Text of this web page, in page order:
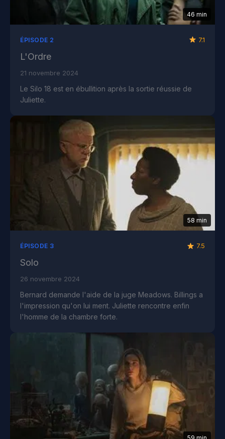
46 min
ÉPISODE 2 7.1
L'Ordre
21 novembre 2024
Le Silo 18 est en ébullition après la sortie réussie de
Juliette.
58 min
ÉPISODE 3 7.5
Solo
26 novembre 2024
Bernard demande l'aide de la juge Meadows. Billings a
l'impression qu'on lui ment. Juliette rencontre enfin
l'homme de la chambre forte.